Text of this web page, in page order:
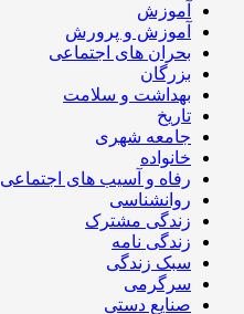
آموزش
آموزش و پرورش
بحران های اجتماعی
بزرگان
بهداشت و سلامت
تاریخ
جامعه شهری
خانواده
رفاه و آسیب های اجتماعی
روانشناسی
زندگی مشترک
زندگی نامه
سبک زندگی
سرگرمی
صنایع دستی